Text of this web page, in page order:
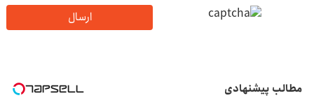
ارسال
مطالب پیشنهادی